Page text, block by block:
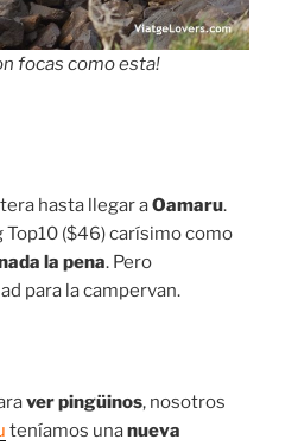
focas como esta!
hasta llegar aOamaru.
($46) carísimo como
la pena. Pero
para la campervan.
ver pingüinos, nosotros
teníamos unanueva